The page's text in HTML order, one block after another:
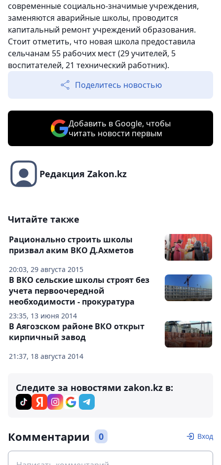
современные социально-значимые учреждения,
заменяются аварийные школы, проводится
капитальный ремонт учреждений образования.
Стоит отметить, что новая школа предоставила
сельчанам 55 рабочих мест (29 учителей, 5
воспитателей, 21 технический работник).
Поделитесь новостью
Добавить в Google, чтобы
читать новости первым
Редакция Zakon.kz
Читайте также
20:03, 29 августа 2015
Рационально строить школы
призвал аким ВКО Д.Ахметов
23:35, 13 июня 2014
В ВКО сельские школы строят без
учета первоочередной
необходимости - прокуратура
21:37, 18 августа 2014
В Аягозском районе ВКО открыт
кирпичный завод
Следите за новостями zakon.kz в:
Комментарии 0 Вход